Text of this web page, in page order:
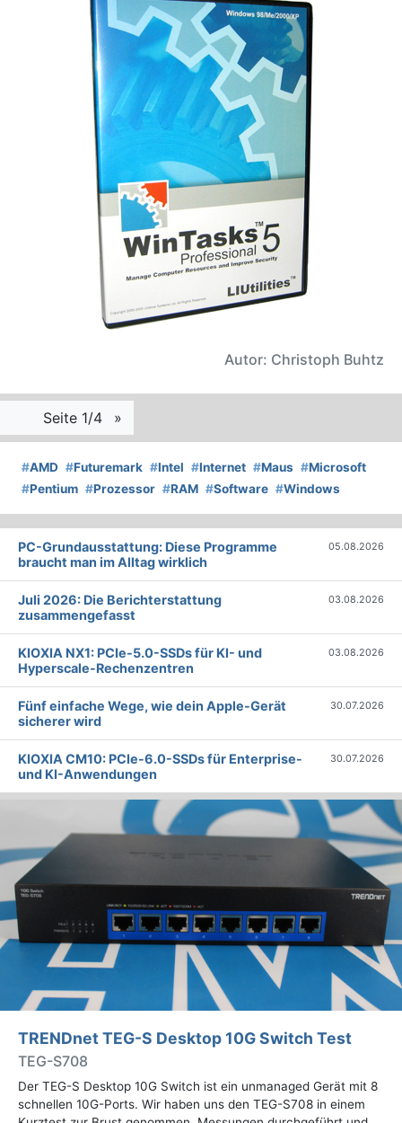
Autor: Christoph Buhtz
Seite 1/4 »
#AMD #Futuremark #Intel #Internet #Maus #Microsoft
#Pentium #Prozessor #RAM #Software #Windows
PC-Grundausstattung: Diese Programme
braucht man im Alltag wirklich
05.08.2026
Juli 2026: Die Bericht­erstattung
zusammengefasst
03.08.2026
KIOXIA NX1: PCIe-5.0-SSDs für KI- und
Hyperscale-Rechenzentren
03.08.2026
Fünf einfache Wege, wie dein Apple-Gerät
sicherer wird
30.07.2026
KIOXIA CM10: PCIe-6.0-SSDs für Enterprise-
und KI-Anwendungen
30.07.2026
TRENDnet TEG-S Desktop 10G Switch Test
TEG-S708
Der TEG-S Desktop 10G Switch ist ein unmanaged Gerät mit 8
schnellen 10G-Ports. Wir haben uns den TEG-S708 in einem